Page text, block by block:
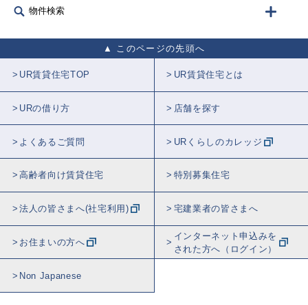
物件検索
このページの先頭へ
UR賃貸住宅TOP UR賃貸住宅とは
URの借り方 店舗を探す
よくあるご質問 URくらしのカレッジ
高齢者向け賃貸住宅 特別募集住宅
法人の皆さまへ(社宅利用) 宅建業者の皆さまへ
お住まいの方へ
インターネット申込みを
された方へ（ログイン）
Non Japanese